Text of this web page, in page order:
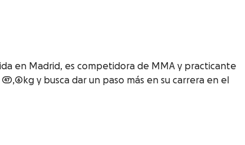
en Madrid, es competidora de MMA y practicante
y busca dar un paso más en su carrera en el